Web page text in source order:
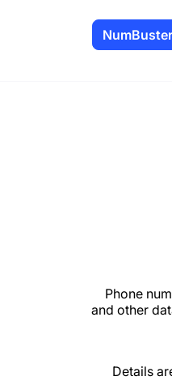
Phone
and other
Details